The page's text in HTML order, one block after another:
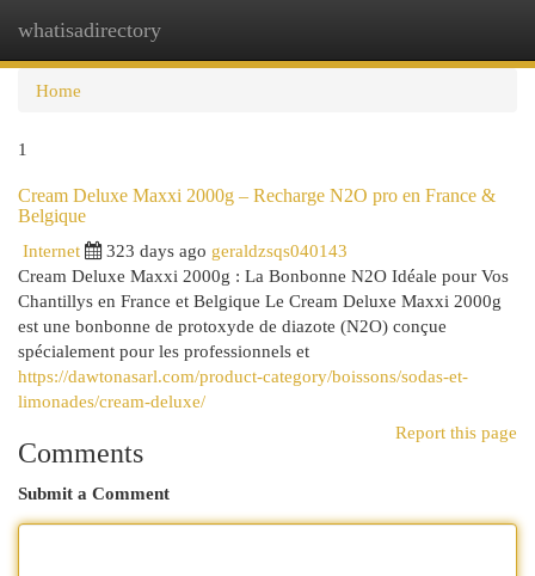
whatisadirectory
Home
1
Cream Deluxe Maxxi 2000g – Recharge N2O pro en France &
Belgique
Internet
323 days ago geraldzsqs040143
Cream Deluxe Maxxi 2000g : La Bonbonne N2O Idéale pour Vos
Chantillys en France et Belgique Le Cream Deluxe Maxxi 2000g
est une bonbonne de protoxyde de diazote (N2O) conçue
spécialement pour les professionnels et
https://dawtonasarl.com/product-category/boissons/sodas-et-
limonades/cream-deluxe/
Report this page
Comments
Submit a Comment